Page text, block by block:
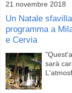
21 novembre 2018
Un Natale
programma a
e Cervia
sarà